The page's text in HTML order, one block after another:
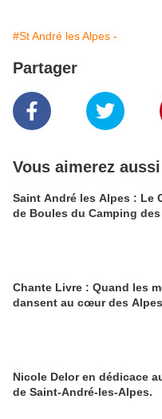
#St André les Alpes -
Partager
Vous aimerez aussi
Saint André les Alpes : Le
de Boules du Camping
Chante Livre : Quand les
dansent au cœur des Alpes
Nicole Delor en dédicace
de Saint-André-les-Alpes.